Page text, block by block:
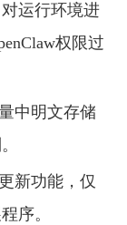
运行环境进
权限过
中明文存储
新功能，仅
序。